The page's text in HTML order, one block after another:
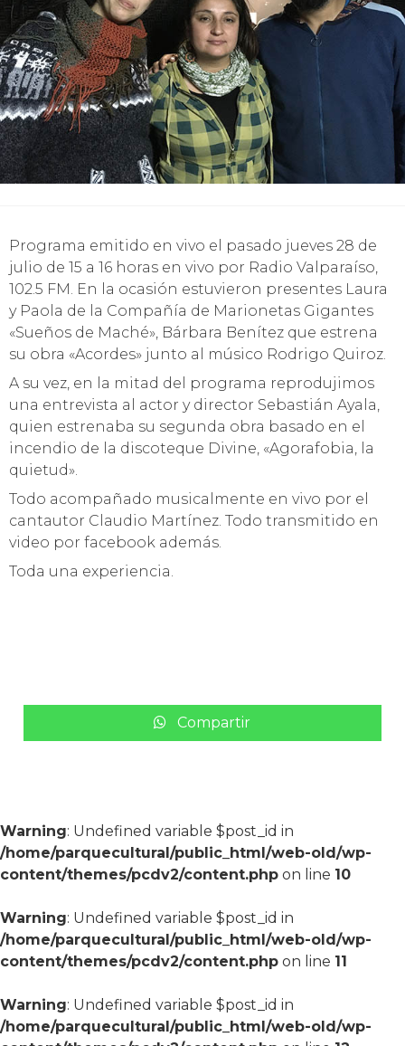
Programa emitido en vivo el pasado jueves 28 de
julio de 15 a 16 horas en vivo por Radio Valparaíso,
102.5 FM. En la ocasión estuvieron presentes Laura
y Paola de la Compañía de Marionetas Gigantes
«Sueños de Maché», Bárbara Benítez que estrena
su obra «Acordes» junto al músico Rodrigo Quiroz.
A su vez, en la mitad del programa reprodujimos
una entrevista al actor y director Sebastián Ayala,
quien estrenaba su segunda obra basado en el
incendio de la discoteque Divine, «Agorafobia, la
quietud».
Todo acompañado musicalmente en vivo por el
cantautor Claudio Martínez. Todo transmitido en
video por facebook además.
Toda una experiencia.
Compartir
Warning: Undefined variable $post_id in
/home/parquecultural/public_html/web-old/wp-
content/themes/pcdv2/content.php on line 10
Warning: Undefined variable $post_id in
/home/parquecultural/public_html/web-old/wp-
content/themes/pcdv2/content.php on line 11
Warning: Undefined variable $post_id in
/home/parquecultural/public_html/web-old/wp-